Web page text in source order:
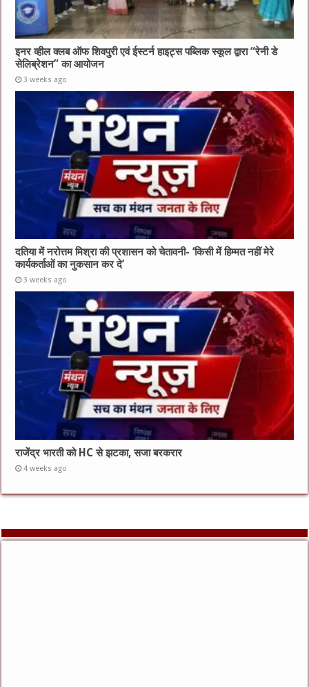
इनर व्हील क्लब ऑफ शिवपुरी एवं ईस्टर्न हाइट्स पब्लिक स्कूल द्वारा “रेनी डे
सेलिब्रेशन” का आयोजन
3 weeks ago
दतिया में नरोत्तम मिश्रा की प्रशासन को चेतावनी- ‘किसी में हिम्मत नहीं मेरे
कार्यकर्ताओं का नुकसान कर दे’
3 weeks ago
राजेंद्र भारती को HC से झटका, सजा बरकरार
4 weeks ago